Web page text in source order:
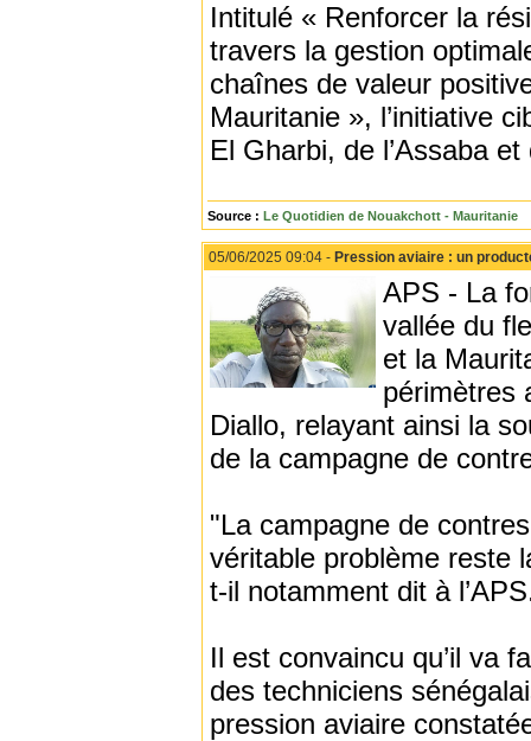
Intitulé « Renforcer la
travers la gestion
chaînes de valeur
Mauritanie », l’initiative
El Gharbi, de l’Assaba
Source : Le Quotidien de Nouakchott - Mauritanie
05/06/2025 09:04 - Pression aviaire : un
APS - La
vallée du
et la
périmètres
Diallo, relayant ainsi la
de la campagne de
"La campagne de
véritable problème reste
t-il notamment dit à
Il est convaincu qu’il va
des techniciens
pression aviaire